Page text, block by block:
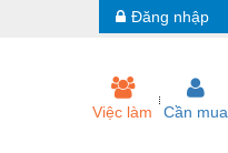
Đăng nhập
Việc làm Cần mua